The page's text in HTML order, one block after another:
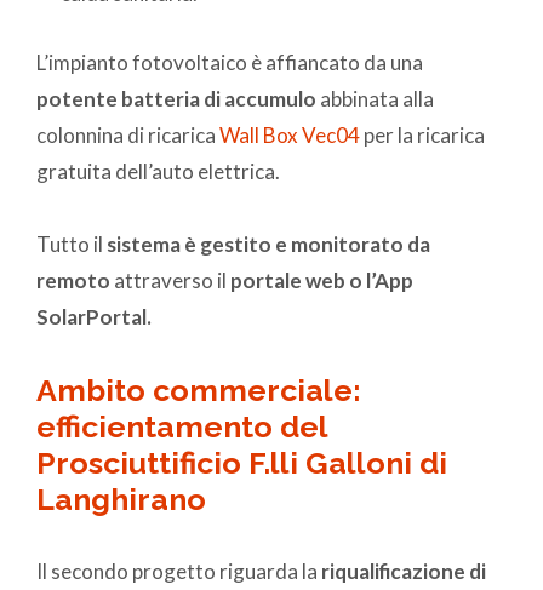
L’impianto fotovoltaico è affiancato da una
potente batteria di accumulo abbinata alla
colonnina di ricaricaWall Box Vec04per la ricarica
gratuita dell’auto elettrica.
Tutto il sistema è gestito e monitorato da
remoto attraverso il portale web o l’App
SolarPortal.
Ambito commerciale:
efficientamento del
Prosciuttificio F.lli Galloni di
Langhirano
Il secondo progetto riguarda la riqualificazione di